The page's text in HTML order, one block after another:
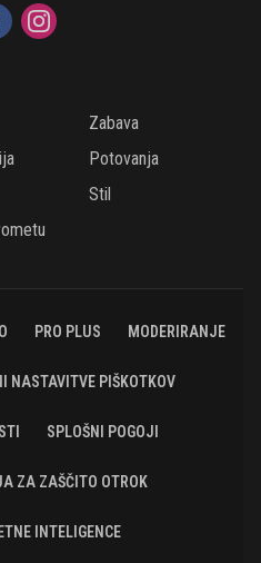
Zabava
Potovanja
Stil
PRO PLUS MODERIRANJE
NASTAVITVE PIŠKOTKOV
SPLOŠNI POGOJI
ZA ZAŠČITO OTROK
INTELIGENCE